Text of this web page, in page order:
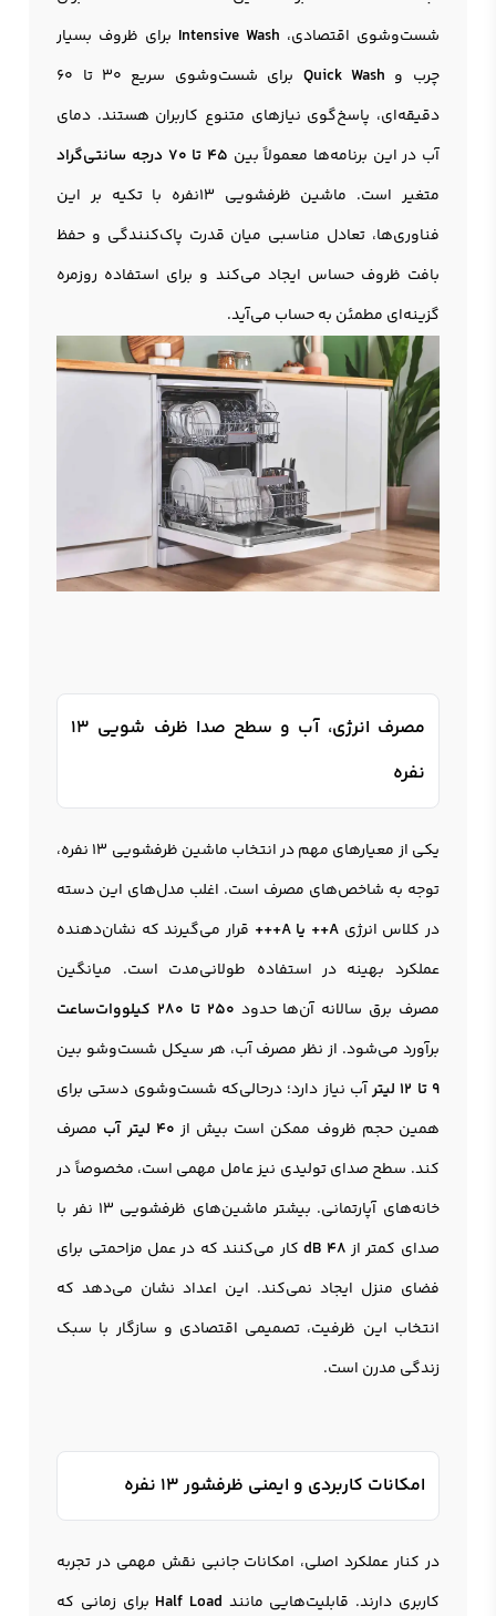
شست‌وشوی اقتصادی، Intensive Wash برای ظروف بسیار
چرب و Quick Wash
برای شست‌وشوی سریع 30 تا 60
دقیقه‌ای، پاسخ‌گوی نیازهای متنوع کاربران هستند. دمای
آب در این برنامه‌ها معمولاً بین 45 تا 70 درجه سانتی‌گراد
متغیر است. ماشین ظرفشویی 13نفره با تکیه بر این
فناوری‌ها، تعادل مناسبی میان قدرت پاک‌کنندگی و حفظ
بافت ظروف حساس ایجاد می‌کند و برای استفاده روزمره
گزینه‌ای مطمئن به حساب می‌آید.
مصرف انرژی، آب و سطح صدا ظرف شویی 13
نفره
یکی از معیارهای مهم در انتخاب ماشین ظرفشویی 13 نفره،
توجه به شاخص‌های مصرف است. اغلب مدل‌های این دسته
در کلاس انرژیA++ یا A+++
قرار می‌گیرند که نشان‌دهنده
عملکرد بهینه در استفاده طولانی‌مدت است. میانگین
مصرف برق سالانه آن‌ها حدود 250 تا 280 کیلووات‌ساعت
برآورد می‌شود. از نظر مصرف آب، هر سیکل شست‌وشو بین
9 تا 12 لیتر
آب نیاز دارد؛ درحالی‌که شست‌وشوی دستی برای
همین حجم ظروف ممکن است بیش از 40 لیتر آب
مصرف
کند. سطح صدای تولیدی نیز عامل مهمی است، مخصوصاً در
خانه‌های آپارتمانی. بیشتر ماشین‌های ظرفشویی 13 نفر با
صدای کمتر از48 dB
کار می‌کنند که در عمل مزاحمتی برای
فضای منزل ایجاد نمی‌کند. این اعداد نشان می‌دهد که
انتخاب این ظرفیت، تصمیمی اقتصادی و سازگار با سبک
زندگی مدرن است.
امکانات کاربردی و ایمنی ظرفشور 13 نفره
در کنار عملکرد اصلی، امکانات جانبی نقش مهمی در تجربه
کاربری دارند. قابلیت‌هایی مانند Half Load برای زمانی که